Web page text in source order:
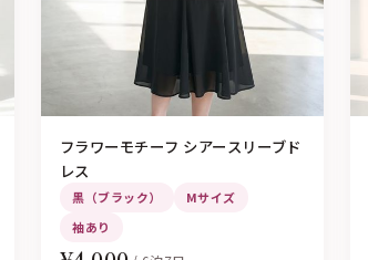
フラワーモチーフ シアースリーブド
レス
黒（ブラック）
Mサイズ
袖あり